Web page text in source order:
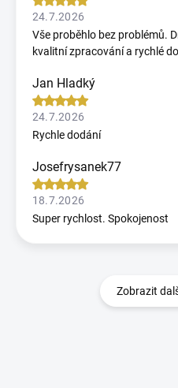
24.7.2026
Vše proběhlo bez problémů.
kvalitní zpracování a rychlé
Jan Hladký
24.7.2026
Rychle dodání
Josefrysanek77
18.7.2026
Super rychlost. Spokojenost
Zobrazit